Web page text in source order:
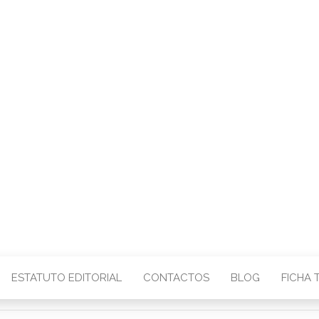
ESTATUTO EDITORIAL CONTACTOS BLOG FICHA